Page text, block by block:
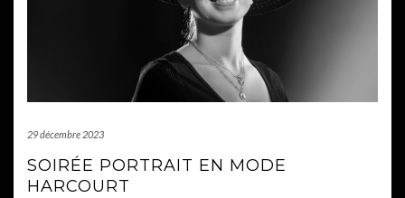
29 décembre 2023
SOIRÉE PORTRAIT EN MODE
HARCOURT